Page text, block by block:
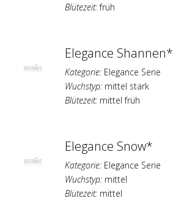
Blütezeit:früh
Elegance Shannen*
Kategorie: Elegance Serie
Wuchstyp: mittel stark
Blütezeit: mittel früh
Elegance Snow*
Kategorie: Elegance Serie
Wuchstyp: mittel
Blütezeit: mittel